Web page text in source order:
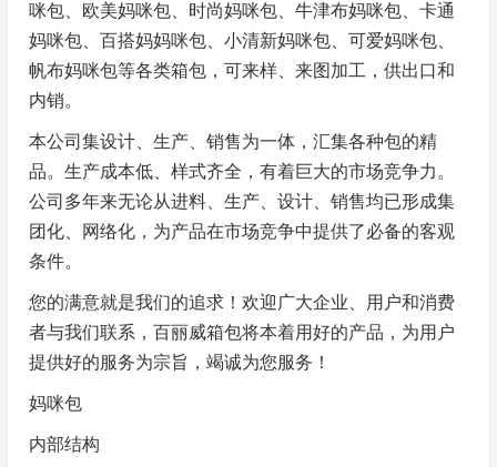
咪包、欧美妈咪包、时尚妈咪包、牛津布妈咪包、卡通
妈咪包、百搭妈妈咪包、小清新妈咪包、可爱妈咪包、
帆布妈咪包等各类箱包，可来样、来图加工，供出口和
内销。
本公司集设计、生产、销售为一体，汇集各种包的精
品。生产成本低、样式齐全，有着巨大的市场竞争力。
公司多年来无论从进料、生产、设计、销售均已形成集
团化、网络化，为产品在市场竞争中提供了必备的客观
条件。
您的满意就是我们的追求！欢迎广大企业、用户和消费
者与我们联系，百丽威箱包将本着用好的产品，为用户
提供好的服务为宗旨，竭诚为您服务！
妈咪包
内部结构